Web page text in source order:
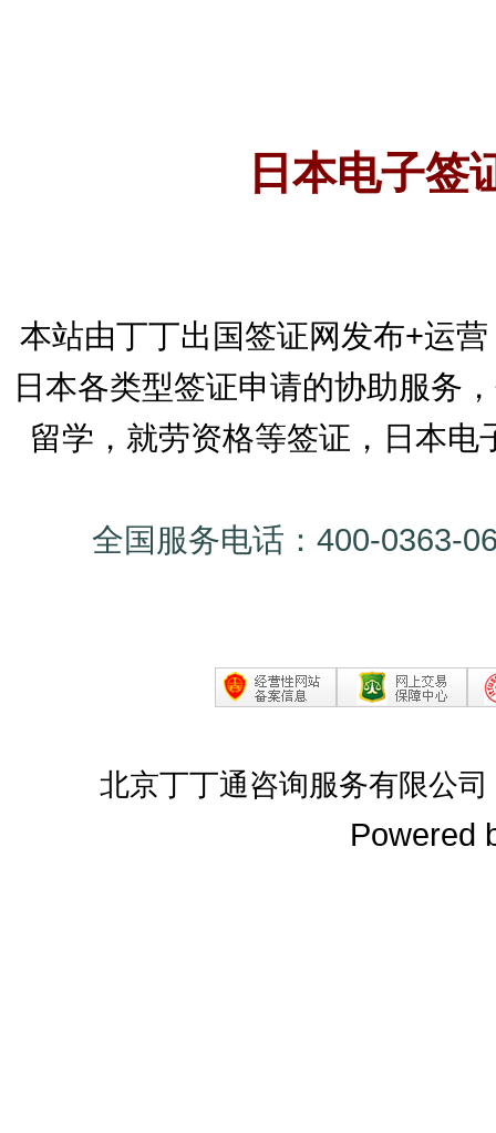
日本电子签
本站由丁丁出国签证网发布+运
日本各类型签证申请的协助服务
留学，就劳资格等签证，日本
全国服务电话：400-0363-
北京丁丁通咨询服务有限公
Powered